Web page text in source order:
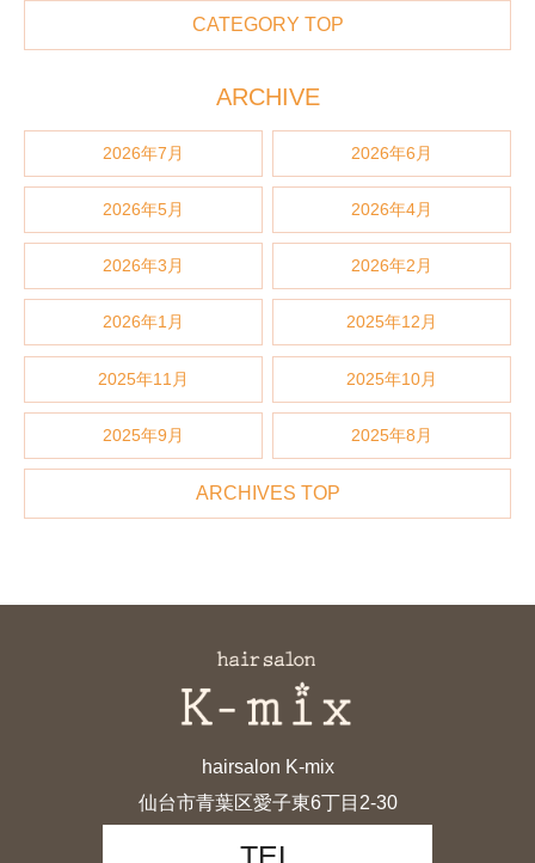
CATEGORY TOP
ARCHIVE
2026年7月 2026年6月
2026年5月 2026年4月
2026年3月 2026年2月
2026年1月 2025年12月
2025年11月 2025年10月
2025年9月 2025年8月
ARCHIVES TOP
hairsalon K-mix
仙台市青葉区愛子東6丁目2-30
TEL